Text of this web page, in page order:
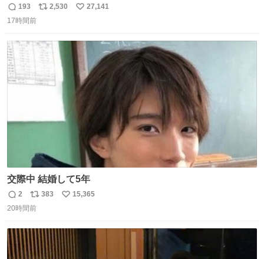
は、完全に見放されたんですが、 見事に85歳の父が治しま
した。 うちの父は、トヨタカローラのボディをオート生産
の配線をハンダで修理している横で、
返
信
193
リ
ト
数
2,530
い
27,141
17時間前
交際中 結婚して5年
返
信
2
リ
ポ
ト
数
383
い
数
15,365
20時間前